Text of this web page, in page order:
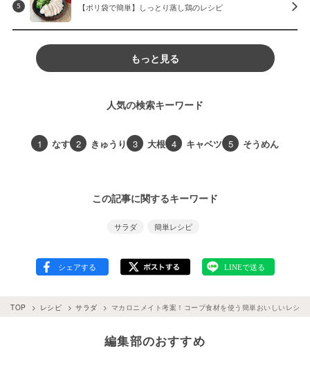
5 【ポリ袋で簡単】しっとり蒸し鶏のレシピ
もっと見る
人気の検索キーワード
1 なす 2 きゅうり 3 大根 4 キャベツ 5 そうめん
この記事に関するキーワード
サラダ 簡単レシピ
TOP レシピ サラダ マカロニメイト考案！コープ食材を使う簡単おいしいレシピ
編集部のおすすめ